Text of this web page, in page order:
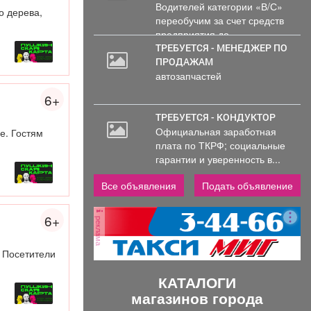
дерева,
6+
Гостям
6+
Водителей категории «В/С»
переобучим за счет средств
предприятия до...
ТРЕБУЕТСЯ - МЕНЕДЖЕР ПО
ПРОДАЖАМ
автозапчастей
ТРЕБУЕТСЯ - КОНДУКТОР
Официальная заработная
плата по ТКРФ; социальные
гарантии и уверенность в...
Все объявления
Подать объявление
реклама
КАТАЛОГИ
магазинов города